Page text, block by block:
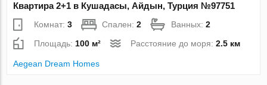
Квартира 2+1 в Кушадасы, Айдын, Турция №97751
Комнат:3 Спален:2 Ванных:2
Площадь: 100 м² Расстояние до моря:2.5 км
Aegean Dream Homes